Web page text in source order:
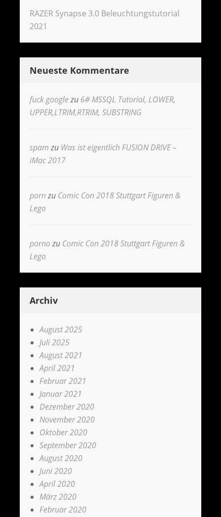
RAZER Synapse 3.0 Beleuchtungstutorial
2021
Neueste Kommentare
fuck googlezu 6# MSSQL Tutorial, LOWER,
UPPER,LTRIM,RTRIM, SUBSTRING
spam zu Was ist eigentlich FUSION DRIVE –
iMac 2017
pornzu Comic Con 2018 Stuttgart Figuren &
Lego
porno zu Comic Con 2018 Stuttgart Figuren &
Lego
Archiv
August 2025
Juli 2025
August 2021
April 2021
Februar 2021
Januar 2021
Dezember 2020
November 2020
Oktober 2020
September 2020
August 2020
Juni 2020
April 2020
März 2020
Februar 2020